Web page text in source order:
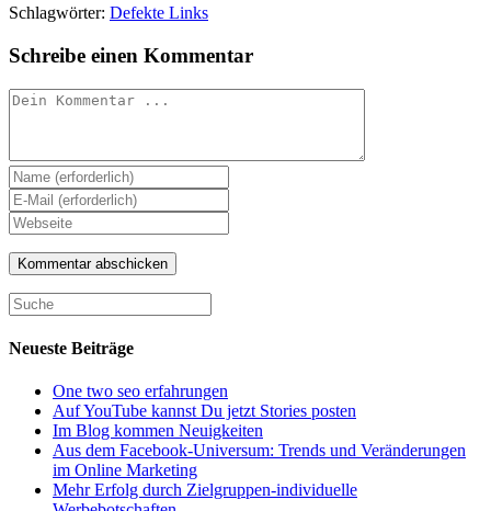
Schlagwörter: Defekte Links
Schreibe einen Kommentar
Kommentieren
Gib
deinen
Namen
oder
Benutzernamen
zum
Kommentieren
ein
Gib
deine
E-
Mail-
Adresse
zum
Kommentieren
Gib
deine
Website-
URL
ein
(optional)
Neueste Beiträge
One two seo erfahrungen
Auf YouTube kannst Du jetzt Stories posten
Im Blog kommen Neuigkeiten
Aus dem Facebook-Universum: Trends und Veränderungen
im Online Marketing
Mehr Erfolg durch Zielgruppen-individuelle